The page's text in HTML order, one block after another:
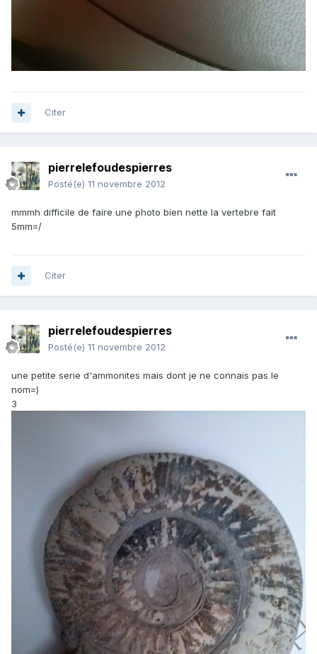
Citer
pierrelefoudespierres
Posté(e) 11 novembre 2012
mmmh difficile de faire une photo bien nette la vertebre fait
5mm=/
Citer
pierrelefoudespierres
Posté(e) 11 novembre 2012
une petite serie d'ammonites mais dont je ne connais pas le
nom=)
3